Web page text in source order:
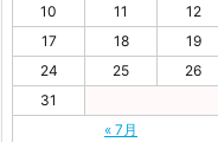
« 7月
10
11 12
17
18 19
24
25 26
31